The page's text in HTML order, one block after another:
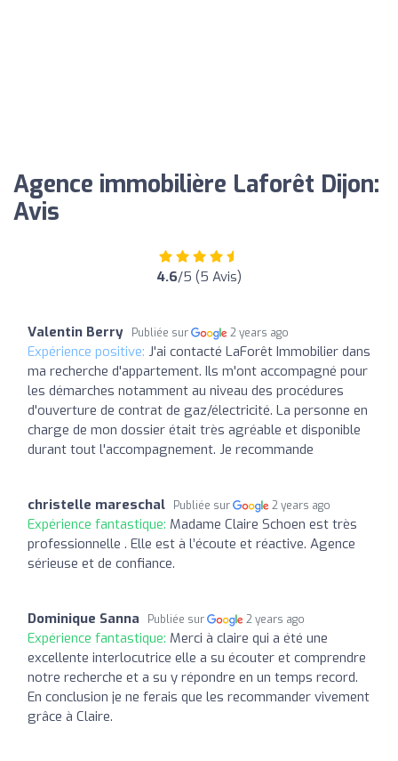
Agence immobilière Laforêt Dijon:
Avis
4.6/5 (5 Avis)
Valentin Berry Publiée sur 2 years ago
Expérience positive: J'ai contacté LaForêt Immobilier dans
ma recherche d'appartement. Ils m'ont accompagné pour
les démarches notamment au niveau des procédures
d'ouverture de contrat de gaz/électricité. La personne en
charge de mon dossier était très agréable et disponible
durant tout l'accompagnement. Je recommande
christelle mareschal Publiée sur 2 years ago
Expérience fantastique: Madame Claire Schoen est très
professionnelle . Elle est à l’écoute et réactive. Agence
sérieuse et de confiance.
Dominique Sanna Publiée sur 2 years ago
Expérience fantastique: Merci à claire qui a été une
excellente interlocutrice elle a su écouter et comprendre
notre recherche et a su y répondre en un temps record.
En conclusion je ne ferais que les recommander vivement
grâce à Claire.